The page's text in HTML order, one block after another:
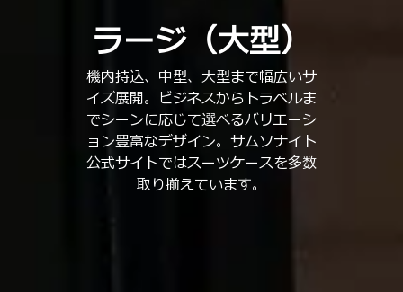
ラージ（大型）
機内持込、中型、大型まで幅広いサ
イズ展開。ビジネスからトラベルま
でシーンに応じて選べるバリエーシ
ョン豊富なデザイン。サムソナイト
公式サイトではスーツケースを多数
取り揃えています。